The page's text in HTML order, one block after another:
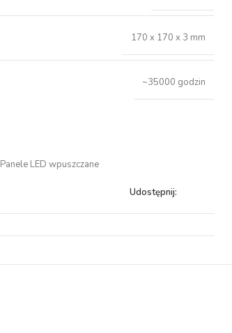
170 x 170 x 3 mm
~35000 godzin
Panele LED wpuszczane
Udostępnij: